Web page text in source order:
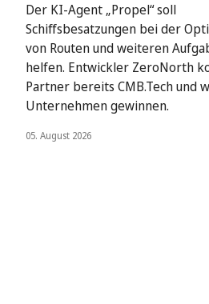
Der KI-Agent „Propel“ soll
Schiffsbesatzungen bei der
von Routen und weiteren
helfen. Entwickler ZeroNorth
Partner bereits CMB.Tech und
Unternehmen gewinnen.
05. August 2026